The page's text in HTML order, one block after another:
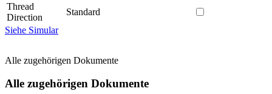
Thread
Direction
Standard
Siehe Simular
Alle zugehörigen Dokumente
Alle zugehörigen Dokumente